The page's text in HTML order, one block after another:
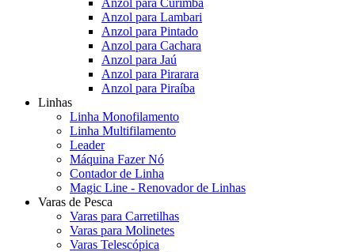
Anzol para Curimba
Anzol para Lambari
Anzol para Pintado
Anzol para Cachara
Anzol para Jaú
Anzol para Pirarara
Anzol para Piraíba
Linhas
Linha Monofilamento
Linha Multifilamento
Leader
Máquina Fazer Nó
Contador de Linha
Magic Line - Renovador de Linhas
Varas de Pesca
Varas para Carretilhas
Varas para Molinetes
Varas Telescópica